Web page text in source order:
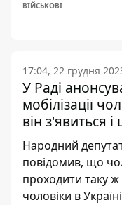
ВІЙСЬКОВІ
17:04, 22 грудня
У Раді
мобілізації
він з'явиться
Народний
повідомив, що
проходити таку ж
чоловіки в Україні